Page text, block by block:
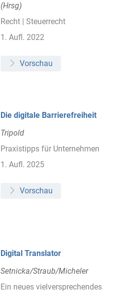
(Hrsg)
Recht | Steuerrecht
1. Aufl. 2022
Vorschau
Die digitale Barrierefreiheit
Tripold
Praxistipps für Unternehmen
1. Aufl. 2025
Vorschau
Digital Translator
Setnicka/Straub/Micheler
Ein neues vielversprechendes